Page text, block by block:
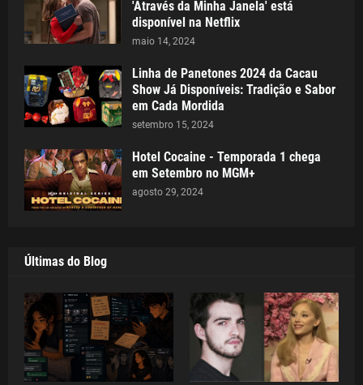
'Através da Minha Janela' está
disponível na Netflix
maio 14, 2024
Linha de Panetones 2024 da Cacau
Show Já Disponíveis: Tradição e Sabor
em Cada Mordida
setembro 15, 2024
Hotel Cocaine - Temporada 1 chega
em Setembro no MGM+
agosto 29, 2024
Últimas do Blog